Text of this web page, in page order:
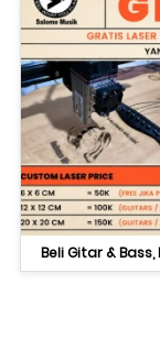
Beli Gitar &